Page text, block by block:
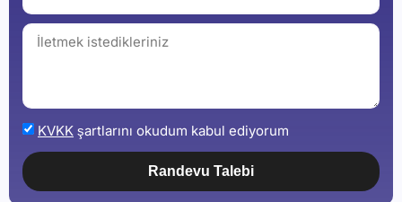
KVKK şartlarını okudum kabul ediyorum
Randevu Talebi